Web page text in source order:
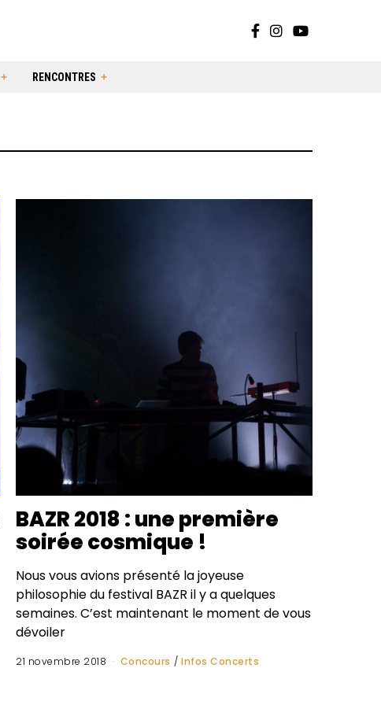
RENCONTRES
BAZR 2018 : une première
soirée cosmique !
Nous vous avions présenté la joyeuse
philosophie du festival BAZR il y a quelques
semaines. C’est maintenant le moment de vous
dévoiler
21 novembre 2018 Concours / Infos Concerts